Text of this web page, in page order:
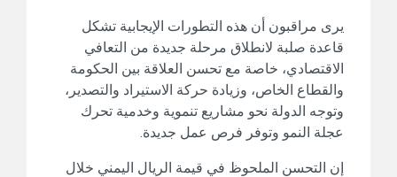
يرى مراقبون أن هذه التطورات الإيجابية تشكل
قاعدة صلبة لانطلاق مرحلة جديدة من التعافي
الاقتصادي، خاصة مع تحسن العلاقة بين الحكومة
والقطاع الخاص، وزيادة حركة الاستيراد والتصدير،
وتوجه الدولة نحو مشاريع تنموية وخدمية تحرك
عجلة النمو وتوفر فرص عمل جديدة.
إن التحسن الملحوظ في قيمة الريال اليمني خلال